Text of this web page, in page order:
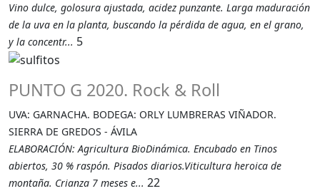
Vino dulce, golosura ajustada, acidez punzante. Larga maduración
de la uva en la planta, buscando la pérdida de agua, en el grano,
y la concentr... 5
PUNTO G 2020. Rock & Roll
UVA: GARNACHA. BODEGA: ORLY LUMBRERAS VIÑADOR.
SIERRA DE GREDOS - ÁVILA
ELABORACIÓN: Agricultura BioDinámica. Encubado en Tinos
abiertos, 30 % raspón. Pisados diarios.Viticultura heroica de
montaña. Crianza 7 meses e... 22